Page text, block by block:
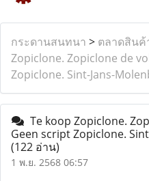
กระดานสนทนา > ตลาดสิน
Zopiclone. Zopiclone de
Zopiclone. Sint-Jans-
Te koop Zopiclone.
Geen script Zopiclone.
(122 อ่าน)
1 พ.ย. 2568 06:57